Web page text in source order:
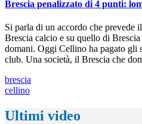
Brescia penalizzato di 4 punti:
Si parla di un accordo che prevede
Brescia calcio e su quello di
domani. Oggi Cellino ha pagato gli
club. Una società, il Brescia che
brescia
cellino
Ultimi video